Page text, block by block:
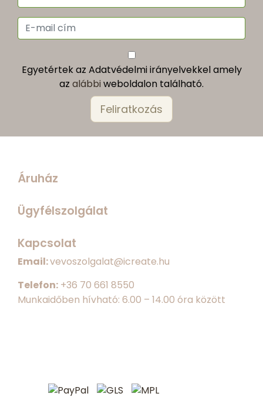
Egyetértek az Adatvédelmi irányelvekkel amely
az alábbi weboldalon található.
Áruház
Ügyfélszolgálat
Kapcsolat
Email:vevoszolgalat@icreate.hu
Telefon: +36 70 661 8550
Munkaidőben hívható: 6.00 – 14.00 óra között